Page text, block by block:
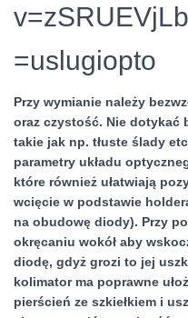
=uslugiopto
Przy wymianie należy
oraz czystość. Nie dotykać
takie jak np. tłuste ślady
parametry układu
które również ułatwiają
wcięcie w podstawie
na obudowę diody). Przy
okręcaniu wokół aby
diodę, gdyż grozi to jej
kolimator ma poprawne
pierścień ze szkiełkiem i